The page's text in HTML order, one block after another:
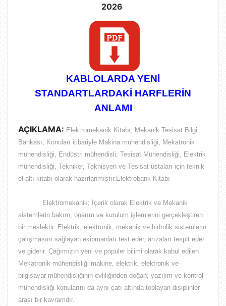
2026
KABLOLARDA YENİ
STANDARTLARDAKİ HARFLERİN
ANLAMI
AÇIKLAMA: Elektromekanik Kitabı; Mekanik Tesisat Bilgi
Bankası, Konuları itibariyle Makina mühendisliği, Mekatronik
mühendisliği, Endüstri mühendisli, Tesisat Mühendisliği, Elektrik
mühendisliği, Tekniker, Teknisyen ve Tesisat ustaları için teknik
el altı kitabı olarak hazırlanmıştır.Elektrobank Kitabı
Elektromekanik; İçerik olarak Elektrik ve Mekanik
sistemlerin bakım, onarım ve kurulum işlemlerini gerçekleştiren
bir meslektir. Elektrik, elektronik, mekanik ve hidrolik sistemlerin
çalışmasını sağlayan ekipmanları test eder, arızaları tespit eder
ve giderir. Çağımızın yeni ve popüler bilimi olarak kabul edilen
Mekatronik mühendisliği makine, elektrik, elektronik ve
bilgisayar mühendisliğinin evliliğinden doğan; yazılım ve kontrol
mühendisliği konularını da aynı çatı altında toplayan disiplinler
arası bir kavramdır.